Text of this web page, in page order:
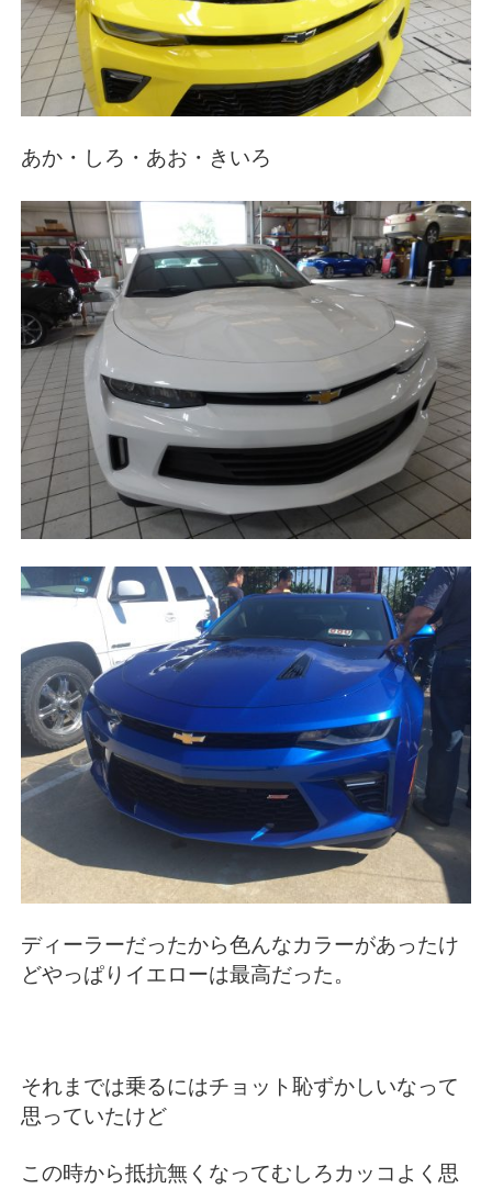
あか・しろ・あお・きいろ
ディーラーだったから色んなカラーがあったけ
どやっぱりイエローは最高だった。
それまでは乗るにはチョット恥ずかしいなって
思っていたけど
この時から抵抗無くなってむしろカッコよく思